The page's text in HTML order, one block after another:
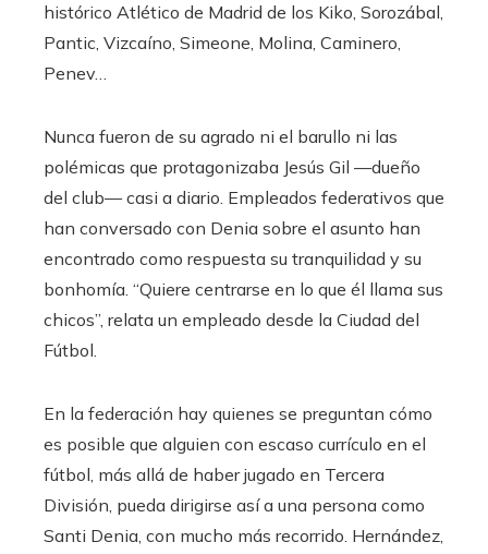
histórico Atlético de Madrid de los Kiko, Sorozábal,
Pantic, Vizcaíno, Simeone, Molina, Caminero,
Penev…
Nunca fueron de su agrado ni el barullo ni las
polémicas que protagonizaba Jesús Gil —dueño
del club— casi a diario. Empleados federativos que
han conversado con Denia sobre el asunto han
encontrado como respuesta su tranquilidad y su
bonhomía. “Quiere centrarse en lo que él llama sus
chicos”, relata un empleado desde la Ciudad del
Fútbol.
En la federación hay quienes se preguntan cómo
es posible que alguien con escaso currículo en el
fútbol, más allá de haber jugado en Tercera
División, pueda dirigirse así a una persona como
Santi Denia, con mucho más recorrido. Hernández,